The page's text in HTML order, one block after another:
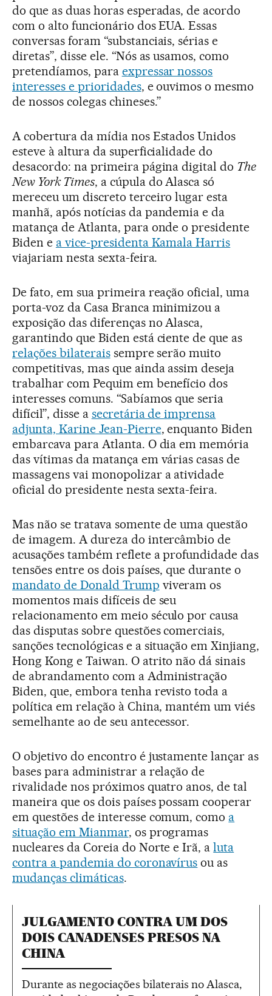
do que as duas horas esperadas, de acordo
com o alto funcionário dos EUA. Essas
conversas foram “substanciais, sérias e
diretas”, disse ele. “Nós as usamos, como
pretendíamos, para expressar nossos
interesses e prioridades, e ouvimos o mesmo
de nossos colegas chineses.”
A cobertura da mídia nos Estados Unidos
esteve à altura da superficialidade do
desacordo: na primeira página digital do The
New York Times, a cúpula do Alasca só
mereceu um discreto terceiro lugar esta
manhã, após notícias da pandemia e da
matança de Atlanta, para onde o presidente
Biden e a vice-presidenta Kamala Harris
viajariam nesta sexta-feira.
De fato, em sua primeira reação oficial, uma
porta-voz da Casa Branca minimizou a
exposição das diferenças no Alasca,
garantindo que Biden está ciente de que as
relações bilateraissempre serão muito
competitivas, mas que ainda assim deseja
trabalhar com Pequim em benefício dos
interesses comuns. “Sabíamos que seria
difícil”, disse a secretária de imprensa
adjunta, Karine Jean-Pierre, enquanto Biden
embarcava para Atlanta. O dia em memória
das vítimas da matança em várias casas de
massagens vai monopolizar a atividade
oficial do presidente nesta sexta-feira.
Mas não se tratava somente de uma questão
de imagem. A dureza do intercâmbio de
acusações também reflete a profundidade das
tensões entre os dois países, que durante o
mandato de Donald Trump viveram os
momentos mais difíceis de seu
relacionamento em meio século por causa
das disputas sobre questões comerciais,
sanções tecnológicas e a situação em Xinjiang,
Hong Kong e Taiwan. O atrito não dá sinais
de abrandamento com a Administração
Biden, que, embora tenha revisto toda a
política em relação à China, mantém um viés
semelhante ao de seu antecessor.
O objetivo do encontro é justamente lançar as
bases para administrar a relação de
rivalidade nos próximos quatro anos, de tal
maneira que os dois países possam cooperar
em questões de interesse comum, como a
situação em Mianmar, os programas
nucleares da Coreia do Norte e Irã, aluta
contra a pandemia do coronavírus ou as
mudanças climáticas.
JULGAMENTO CONTRA UM DOS
DOIS CANADENSES PRESOS NA
CHINA
Durante as negociações bilaterais no Alasca,